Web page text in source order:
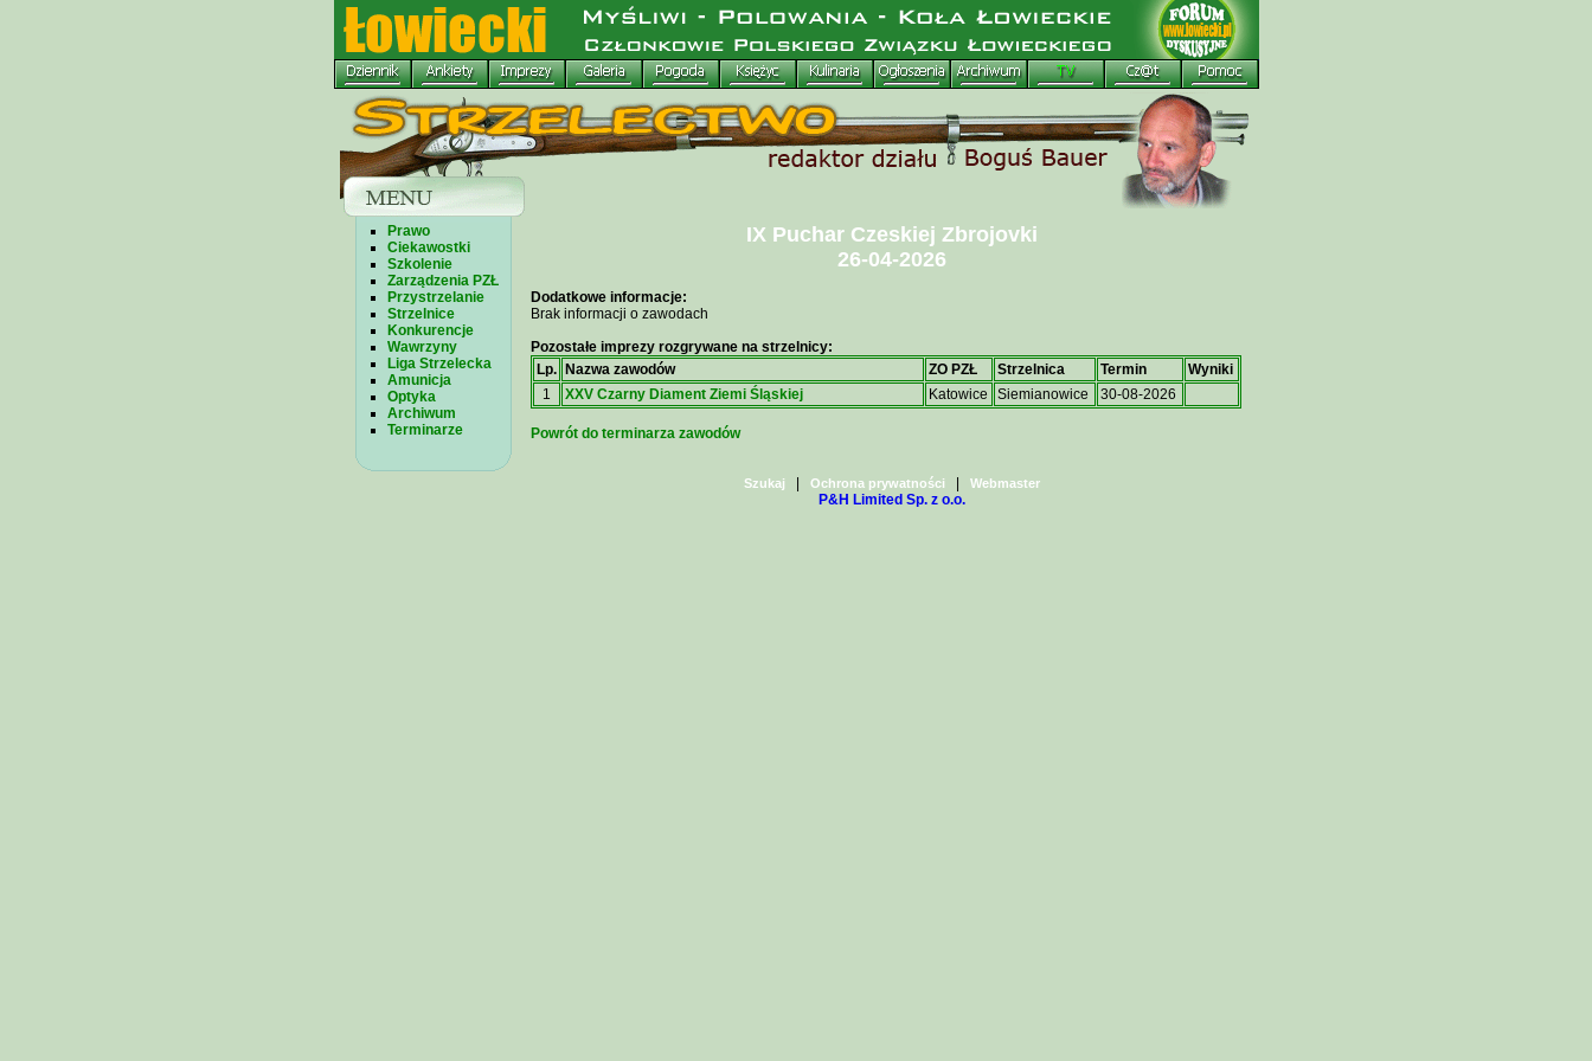
Prawo
Ciekawostki
Szkolenie
Zarządzenia PZŁ
Przystrzelanie
Strzelnice
Konkurencje
Wawrzyny
Liga Strzelecka
Amunicja
Optyka
Archiwum
Terminarze
IX Puchar Czeskiej Zbrojovki
26-04-2026
Dodatkowe informacje:
Brak informacji o zawodach
Pozostałe imprezy rozgrywane na strzelnicy:
Lp.
Nazwa zawodów ZO PZŁ Strzelnica Termin
Wyniki
1
XXV Czarny Diament Ziemi Śląskiej Katowice Siemianowice 30-08-2026
Powrót do terminarza zawodów
Szukaj Ochrona prywatności Webmaster
P&H Limited Sp. z o.o.